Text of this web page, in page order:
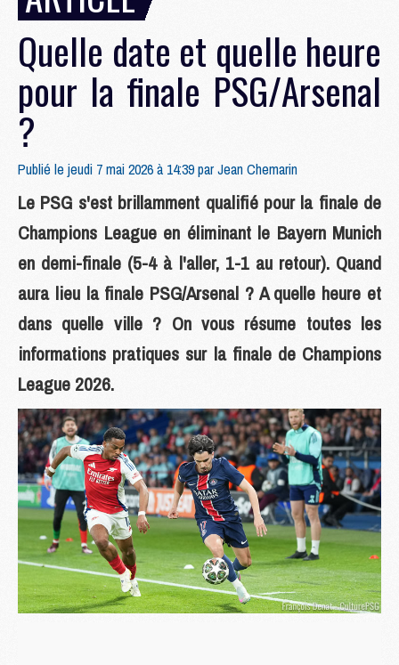
Quelle date et quelle heure
pour la finale PSG/Arsenal
?
Publié le jeudi 7 mai 2026 à 14:39 parJean Chemarin
Le PSG s'est brillamment qualifié pour la finale de
Champions League en éliminant le Bayern Munich
en demi-finale (5-4 à l'aller, 1-1 au retour). Quand
aura lieu la finale PSG/Arsenal ? A quelle heure et
dans quelle ville ? On vous résume toutes les
informations pratiques sur la finale de Champions
League 2026.